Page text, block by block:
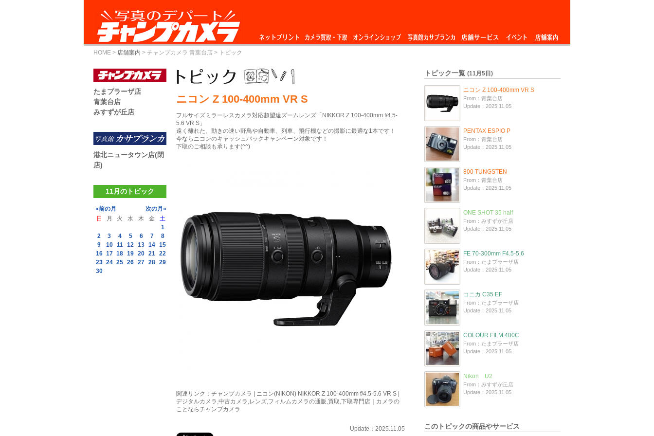
ネットプリント
カメラ買取・下
オンラインショップ 写真館カサブランカ 店舗サービス イベント 店舗案内
HOME > 店舗案内 > チャンプカメラ 青葉台店 > トピック
ニコン Z 100-400mm VR S
フルサイズミラーレスカメラ対応超望遠ズームレンズ「NIKKOR Z 100-400mm f/4.5-
5.6 VR S」
遠く離れた、動きの速い野鳥や自動車、列車、飛行機などの撮影に最適な1本です！
今ならニコンのキャッシュバックキャンペーン対象です！
下取のご相談も承ります(^^)
関連リンク： チャンプカメラ | ニコン(NIKON) NIKKOR Z 100-400mm f/4.5-5.6 VR S |
デジタルカメラ,中古カメラ,レンズ,フィルムカメラの通販,買取,下取専門店｜カメラの
ことならチャンプカメラ
Update：2025.11.05
たまプラーザ店
青葉台店
みすずが丘店
港北ニュータウン店(閉
店)
11月のトピック
«前の月
次の月»
日
月 火 水 木 金
土
1
2
3 4 5 6 7
8
9
10 11 12 13 14 15
16 17 18 19 20 21 22
23 24 25 26 27 28 29
30
トピック一覧 (11月5日)
ニコン Z 100-400mm VR S
From：青葉台店
Update：2025.11.05
PENTAX ESPIO P
From：青葉台店
Update：2025.11.05
800 TUNGSTEN
From：青葉台店
Update：2025.11.05
ONE SHOT 35 half
From：みすずが丘店
Update：2025.11.05
FE 70-300mm F4.5-5.6
From：たまプラーザ店
Update：2025.11.05
コニカ C35 EF
From：たまプラーザ店
Update：2025.11.05
COLOUR FILM 400C
From：たまプラーザ店
Update：2025.11.05
Nikon U2
From：みすずが丘店
Update：2025.11.05
このトピックの商品やサービス